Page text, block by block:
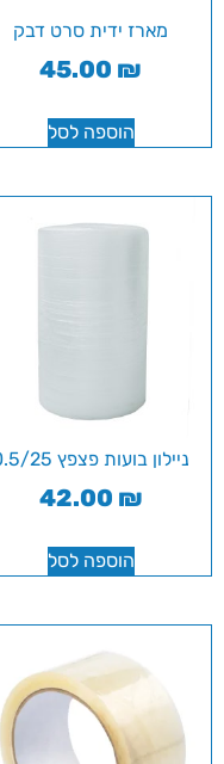
מארז ידית סרט דבק
45.00 ₪
הוספה לסל
ניילון בועות פצפץ 0.5/25
42.00 ₪
הוספה לסל